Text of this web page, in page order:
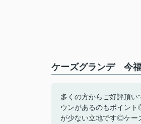
ケーズグランデ 今
多くの方からご好評頂
ウンがあるのもポイン
が少ない立地です◎ケー